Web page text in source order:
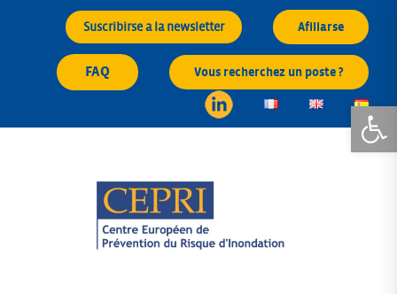
Abrir
contenido
Suscribirse a la newsletter Afiliarse
FAQ Vous recherchez un poste ?